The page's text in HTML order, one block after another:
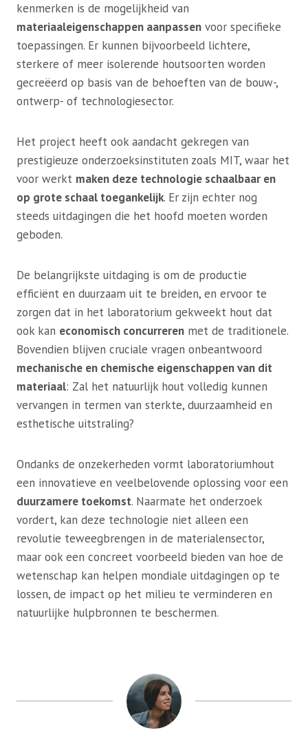
kenmerken is de mogelijkheid van
materiaaleigenschappen aanpassen voor specifieke
toepassingen. Er kunnen bijvoorbeeld lichtere,
sterkere of meer isolerende houtsoorten worden
gecreëerd op basis van de behoeften van de bouw-,
ontwerp- of technologiesector.
Het project heeft ook aandacht gekregen van
prestigieuze onderzoeksinstituten zoals MIT, waar het
voor werkt maken deze technologie schaalbaar en
op grote schaal toegankelijk. Er zijn echter nog
steeds uitdagingen die het hoofd moeten worden
geboden.
De belangrijkste uitdaging is om de productie
efficiënt en duurzaam uit te breiden, en ervoor te
zorgen dat in het laboratorium gekweekt hout dat
ook kan economisch concurreren met de traditionele.
Bovendien blijven cruciale vragen onbeantwoord
mechanische en chemische eigenschappen van dit
materiaal: Zal ​​het natuurlijk hout volledig kunnen
vervangen in termen van sterkte, duurzaamheid en
esthetische uitstraling?
Ondanks de onzekerheden vormt laboratoriumhout
een innovatieve en veelbelovende oplossing voor een
duurzamere toekomst. Naarmate het onderzoek
vordert, kan deze technologie niet alleen een
revolutie teweegbrengen in de materialensector,
maar ook een concreet voorbeeld bieden van hoe de
wetenschap kan helpen mondiale uitdagingen op te
lossen, de impact op het milieu te verminderen en
natuurlijke hulpbronnen te beschermen.